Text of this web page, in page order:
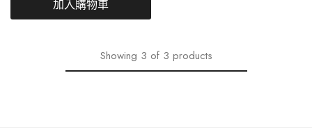
加入購物車
Showing 3 of 3 products